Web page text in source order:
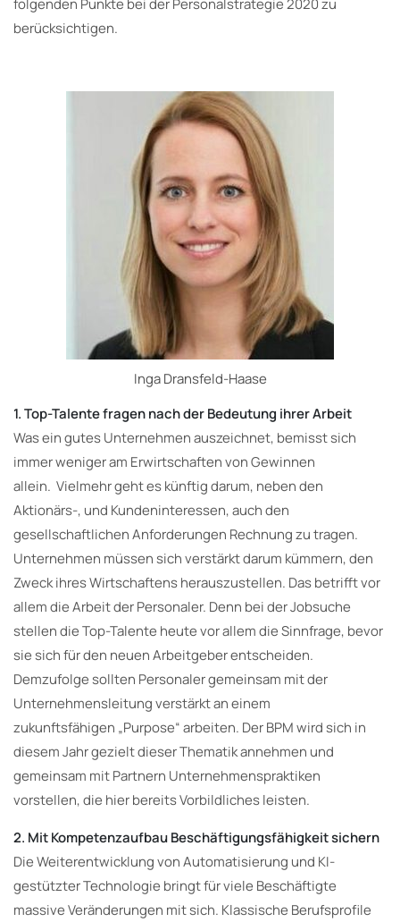
berücksichtigen.
Inga Dransfeld-Haase
1. Top-Talente fragen nach der Bedeutung ihrer Arbeit
Was ein gutes Unternehmen auszeichnet, bemisst sich
immer weniger am Erwirtschaften von Gewinnen
allein. Vielmehr geht es künftig darum, neben den
Aktionärs-, und Kundeninteressen, auch den
gesellschaftlichen Anforderungen Rechnung zu tragen.
Unternehmen müssen sich verstärkt darum kümmern, den
Zweck ihres Wirtschaftens herauszustellen. Das betrifft vor
allem die Arbeit der Personaler. Denn bei der Jobsuche
stellen die Top-Talente heute vor allem die Sinnfrage, bevor
sie sich für den neuen Arbeitgeber entscheiden.
Demzufolge sollten Personaler gemeinsam mit der
Unternehmensleitung verstärkt an einem
zukunftsfähigen „Purpose“ arbeiten. Der BPM wird sich in
diesem Jahr gezielt dieser Thematik annehmen und
gemeinsam mit Partnern Unternehmenspraktiken
vorstellen, die hier bereits Vorbildliches leisten.
2. Mit Kompetenzaufbau Beschäftigungsfähigkeit sichern
Die Weiterentwicklung von Automatisierung und KI-
gestützter Technologie bringt für viele Beschäftigte
massive Veränderungen mit sich. Klassische Berufsprofile